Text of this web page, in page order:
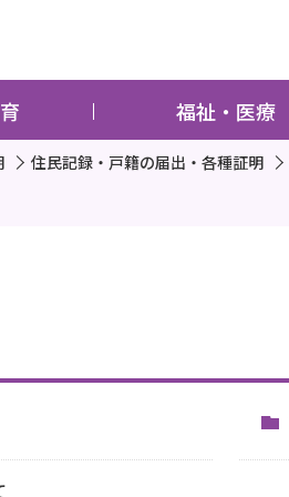
福祉・医療
住民記録・戸籍の届出・各種証明